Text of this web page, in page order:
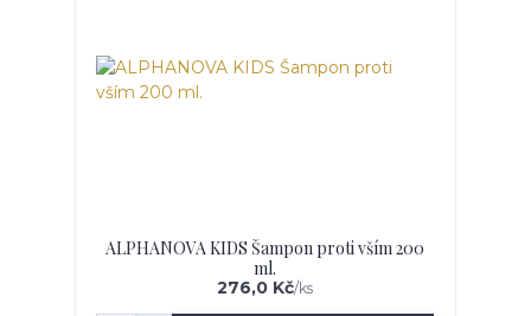
ALPHANOVA KIDS Šampon proti vším 200
ml.
276,0 Kč/ks